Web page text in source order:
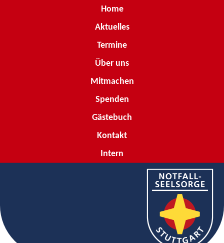
Home
Aktuelles
Termine
Über uns
Mitmachen
Spenden
Gästebuch
Kontakt
Intern